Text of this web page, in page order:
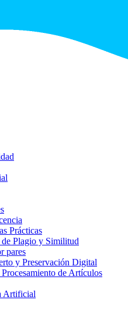
Prácticas
Plagio y Similitud
pares
y Preservación Digital
de Artículos
Artificial